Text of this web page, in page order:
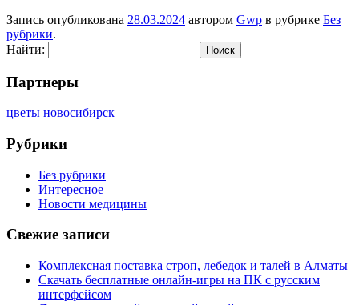
Запись опубликована 28.03.2024 автором Gwp в рубрике Без
рубрики.
Найти:
Партнеры
цветы новосибирск
Рубрики
Без рубрики
Интересное
Новости медицины
Свежие записи
Комплексная поставка строп, лебедок и талей в Алматы
Скачать бесплатные онлайн-игры на ПК с русским
интерфейсом